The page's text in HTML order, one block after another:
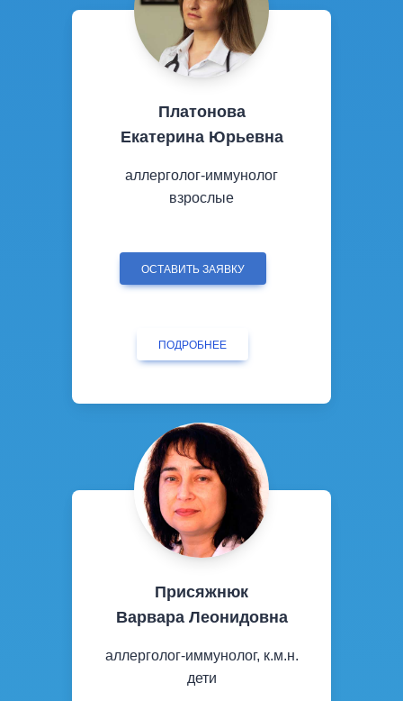
Платонова
Екатерина Юрьевна
аллерголог-иммунолог
взрослые
ОСТАВИТЬ ЗАЯВКУ
ПОДРОБНЕЕ
Присяжнюк
Варвара Леонидовна
аллерголог-иммунолог, к.м.н.
дети